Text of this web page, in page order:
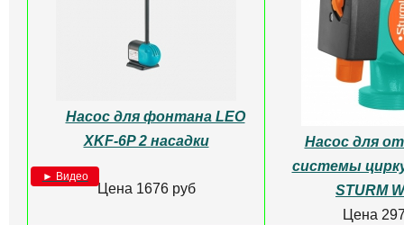
Насос для фонтана LEO
XKF-6P 2 насадки
► Видео
Цена 1676 руб
Насос для
системы
STURM
Цена